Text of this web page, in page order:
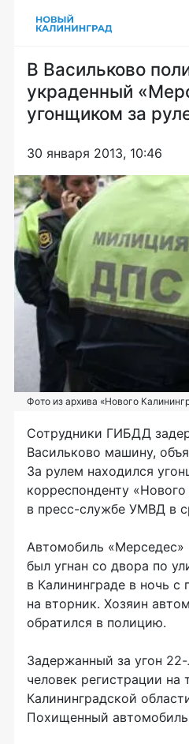
В Васильково
украденный
угонщиком за
30 января 2013, 10:46
Фото из архива «Нового
Сотрудники ГИБДД
Васильково машину,
За рулем находился
корреспонденту «Нового
в пресс-службе УМВД в
Автомобиль «Мерседес»
был угнан со двора по
в Калининграде в ночь с
на вторник. Хозяин
обратился в полицию.
Задержанный за угон
человек регистрации на
Калининградской
Похищенный автомобиль